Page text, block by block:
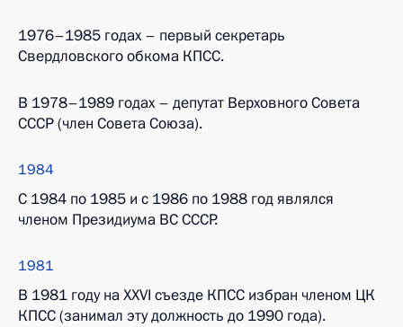
1976–1985 годах – первый секретарь
Свердловского обкома КПСС.
В 1978–1989 годах – депутат Верховного Совета
СССР (член Совета Союза).
1984
С 1984 по 1985 и с 1986 по 1988 год являлся
членом Президиума ВС СССР.
1981
В 1981 году на XXVI съезде КПСС избран членом ЦК
КПСС (занимал эту должность до 1990 года).